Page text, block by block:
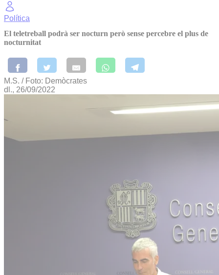
Política
El teletreball podrà ser nocturn però sense percebre el plus de
nocturnitat
M.S. / Foto: Demòcrates
dl., 26/09/2022